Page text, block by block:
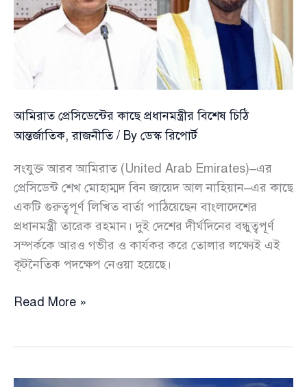
সম্পর্ক
জোরদারের
আমিরাত প্রেসিডেন্টের কাছে প্রধানমন্ত্রীর বিশেষ চিঠি
আন্তর্জাতিক,রাজনীতি/ By ডেস্ক রিপোর্ট
সংযুক্ত আরব আমিরাত (United Arab Emirates)–এর
প্রেসিডেন্ট শেখ মোহাম্মদ বিন জায়েদ আল নাহিয়ান–এর কাছে
একটি গুরুত্বপূর্ণ লিখিত বার্তা পাঠিয়েছেন বাংলাদেশের
প্রধানমন্ত্রী তারেক রহমান। দুই দেশের দীর্ঘদিনের বন্ধুত্বপূর্ণ
সম্পর্ককে আরও গভীর ও কার্যকর করে তোলার লক্ষ্যেই এই
কূটনৈতিক পদক্ষেপ নেওয়া হয়েছে।
আমিরাত
বিশেষ
Read More »